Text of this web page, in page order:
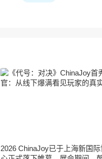
2026 ChinaJoy已于上海新国